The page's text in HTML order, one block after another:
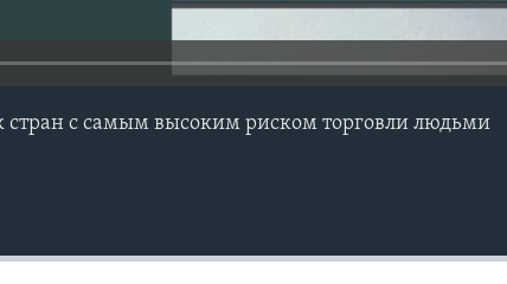
стран с самым высоким риском торговли людьми